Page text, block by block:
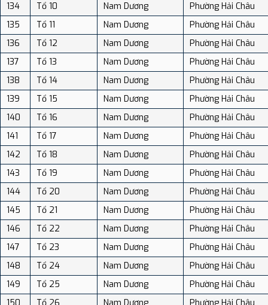
134
Tổ 10 Nam Dương
Phường Hải Châu
135
Tổ 11 Nam Dương
Phường Hải Châu
136
Tổ 12 Nam Dương
Phường Hải Châu
137
Tổ 13 Nam Dương
Phường Hải Châu
138
Tổ 14 Nam Dương
Phường Hải Châu
139
Tổ 15 Nam Dương
Phường Hải Châu
140
Tổ 16 Nam Dương
Phường Hải Châu
141
Tổ 17 Nam Dương
Phường Hải Châu
142
Tổ 18 Nam Dương
Phường Hải Châu
143
Tổ 19 Nam Dương
Phường Hải Châu
144
Tổ 20 Nam Dương
Phường Hải Châu
145
Tổ 21 Nam Dương
Phường Hải Châu
146
Tổ 22 Nam Dương
Phường Hải Châu
147
Tổ 23 Nam Dương
Phường Hải Châu
148
Tổ 24 Nam Dương
Phường Hải Châu
149
Tổ 25 Nam Dương
Phường Hải Châu